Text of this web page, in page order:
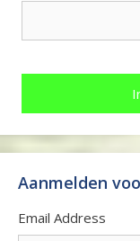
Aanmelden
Email Address